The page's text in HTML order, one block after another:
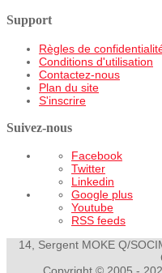
Support
Règles de
Conditions d'utilisation
Contactez-nous
Plan du site
S'inscrire
Suivez-nous
Facebook
Twitter
Linkedin
Google plus
Youtube
RSS feeds
14, Sergent MOKE Q/